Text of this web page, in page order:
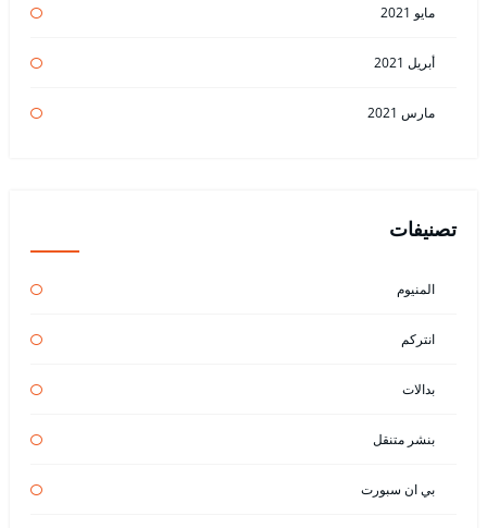
مايو 2021
أبريل 2021
مارس 2021
تصنيفات
المنيوم
انتركم
بدالات
بنشر متنقل
بي ان سبورت